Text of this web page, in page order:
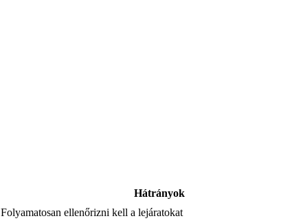
Hátrányok
Folyamatosan ellenőrizni kell a lejáratokat